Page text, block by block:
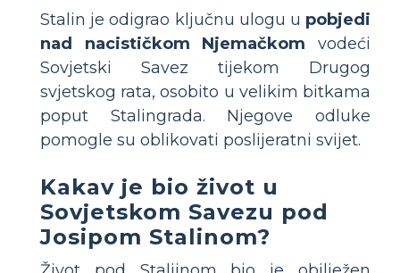
Stalin je odigrao ključnu ulogu u pobjedi
nad nacističkom Njemačkom vodeći
Sovjetski Savez tijekom Drugog
svjetskog rata, osobito u velikim bitkama
poput Stalingrada. Njegove odluke
pomogle su oblikovati poslijeratni svijet.
Kakav je bio život u
Sovjetskom Savezu pod
Josipom Stalinom?